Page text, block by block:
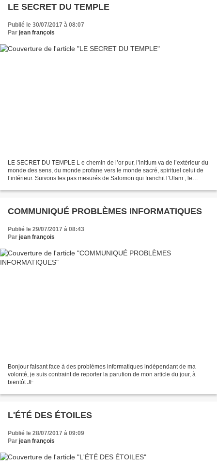
LE SECRET DU TEMPLE
Publié le 30/07/2017 à 08:07
Par jean françois
LE SECRET DU TEMPLE L e chemin de l’or pur, l’initium va de l’extérieur du
monde des sens, du monde profane vers le monde sacré, spirituel celui de
l’intérieur. Suivons les pas mesurés de Salomon qui franchit l’Ulam , le
COMMUNIQUÉ PROBLÈMES INFORMATIQUES
Publié le 29/07/2017 à 08:43
Par jean françois
Bonjour faisant face à des problèmes informatiques indépendant de ma
volonté, je suis contraint de reporter la parution de mon article du jour, à
bientôt JF
L'ÉTÉ DES ÉTOILES
Publié le 28/07/2017 à 09:09
Par jean françois